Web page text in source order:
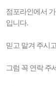
점포라인에서
입니다.
믿고 맡겨 주시
그럼 꼭 연락 주